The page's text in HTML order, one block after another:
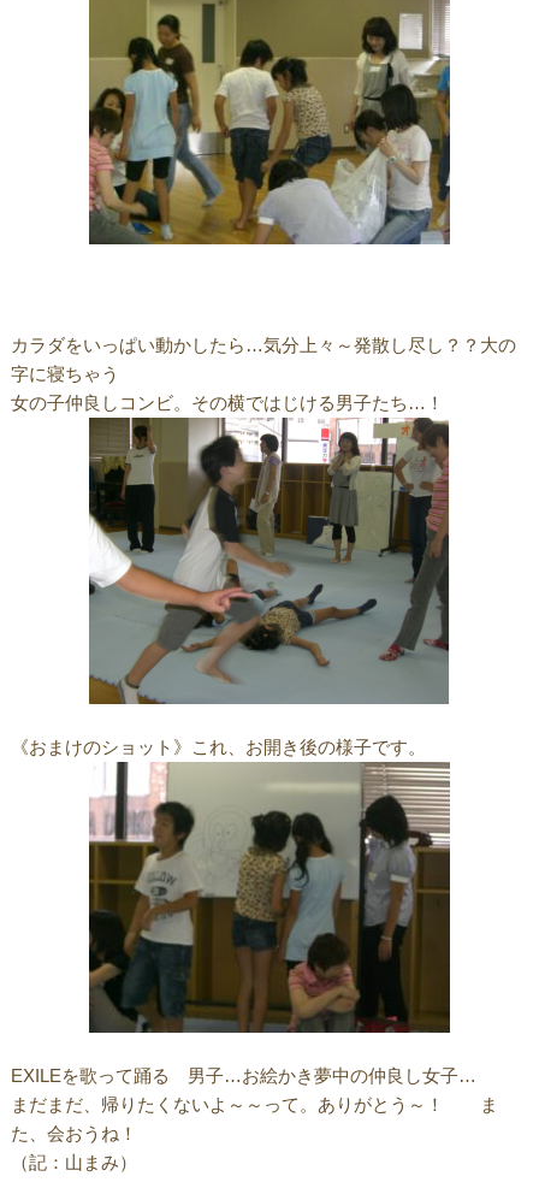
カラダをいっぱい動かしたら…気分上々～発散し尽し？？大の
字に寝ちゃう
女の子仲良しコンビ。その横ではじける男子たち…！
《おまけのショット》これ、お開き後の様子です。
EXILEを歌って踊る 男子…お絵かき夢中の仲良し女子…
まだまだ、帰りたくないよ～～って。ありがとう～！ ま
た、会おうね！
（記：山まみ）